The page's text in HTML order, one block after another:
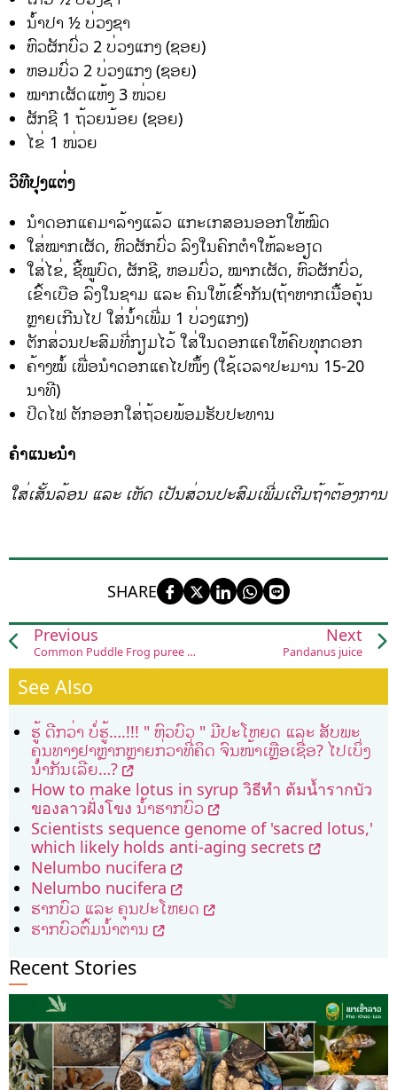
ນ້ຳປາ ½ ບ່ວງຊາ
ຫົວຜັກບົ່ວ 2 ບ່ວງແກງ (ຊອຍ)
ຫອມບົ່ວ 2 ບ່ວງແກງ (ຊອຍ)
ໝາກເຜັດແຫ້ງ 3 ໜ່ວຍ
ຜັກຊີ 1 ຖ້ວຍນ້ອຍ (ຊອຍ)
ໄຂ່ 1 ໜ່ວຍ
ວິທີປຸງແຕ່ງ
ນຳດອກແຄມາລ້າງແລ້ວ ແກະເກສອນອອກໃຫ້ໝົດ
ໃສ່ໝາກເຜັດ, ຫົວຜັກບົ່ວ ລົງໃນຄົກຕຳໃຫ້ລະອຽດ
ໃສ່ໄຂ່, ຊີ້ໝູບົດ, ຜັກຊີ, ຫອມບົ່ວ, ໝາກເຜັດ, ຫົວຜັກບົ່ວ,
ເຂົ້າເບືອ ລົງໃນຊາມ ແລະ ຄົນໃຫ້ເຂົ້າກັນ(ຖ້າຫາກເນື້ອຄຸ້ນ
ຫຼາຍເກີນໄປ ໃສ່ນໍ້າເພີ່ມ 1 ບ່ວງແກງ)
ຕັກສ່ວນປະສົມທີ່ກຽມໄວ້ ໃສ່ໃນດອກແຄໃຫ້ຄົບທຸກດອກ
ຄ້າງໝໍ້ ເພື່ອນຳດອກແຄໄປໜຶ້ງ (ໃຊ້ເວລາປະມານ 15-20
ນາທີ)
ປິດໄຟ ຕັກອອກໃສ່ຖ້ວຍພ້ອມຮັບປະທານ
ຄຳແນະນຳ
ໃສ່ເສັ້ນລ້ອນ ແລະ ເຫັດ ເປັນສ່ວນປະສົມເພີ່ມເຕີມຖ້າຕ້ອງການ
SHARE
Previous
Common Puddle Frog puree (Ohm khied cha na)
Next
Pandanus juice
See Also
ຮູ້ ດີກວ່າ ບໍ່ຮູ້….!!! " ຫົວບົວ " ມີປະໂຫຍດ ແລະ ສັບພະ
ຄຸນທາງຢາຫຼາກຫຼາຍກ່ວາທີ່ຄິດ ຈົນໜ້າເຫຼືອເຊື່ອ? ໄປເບິ່ງ
ນຳກັນເລີຍ…?
How to make lotus in syrup วิธีทำ ต้มน้ำรากบัว
ของลาวฝั่งโขง ນ້ຳຮາກບົວ
Scientists sequence genome of 'sacred lotus,'
which likely holds anti-aging secrets
Nelumbo nucifera
Nelumbo nucifera
ຮາກບົວ ແລະ ຄຸນປະໂຫຍດ
ຮາກບົວຕົ້ມນ້ຳຕານ
Recent Stories